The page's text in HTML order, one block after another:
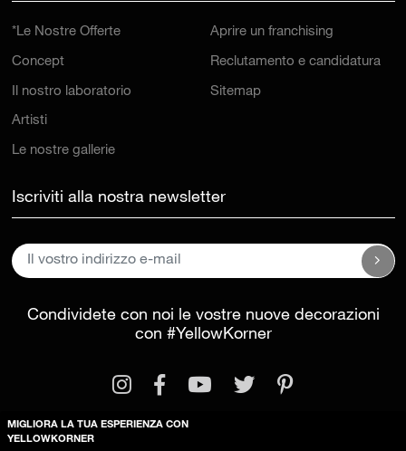
*Le Nostre Offerte
Concept
Il nostro laboratorio
Artisti
Le nostre gallerie
Aprire un franchising
Reclutamento e candidatura
Sitemap
Iscriviti alla nostra newsletter
Condividete con noi le vostre nuove decorazioni
con #YellowKorner
MIGLIORA LA TUA ESPERIENZA CON
YELLOWKORNER